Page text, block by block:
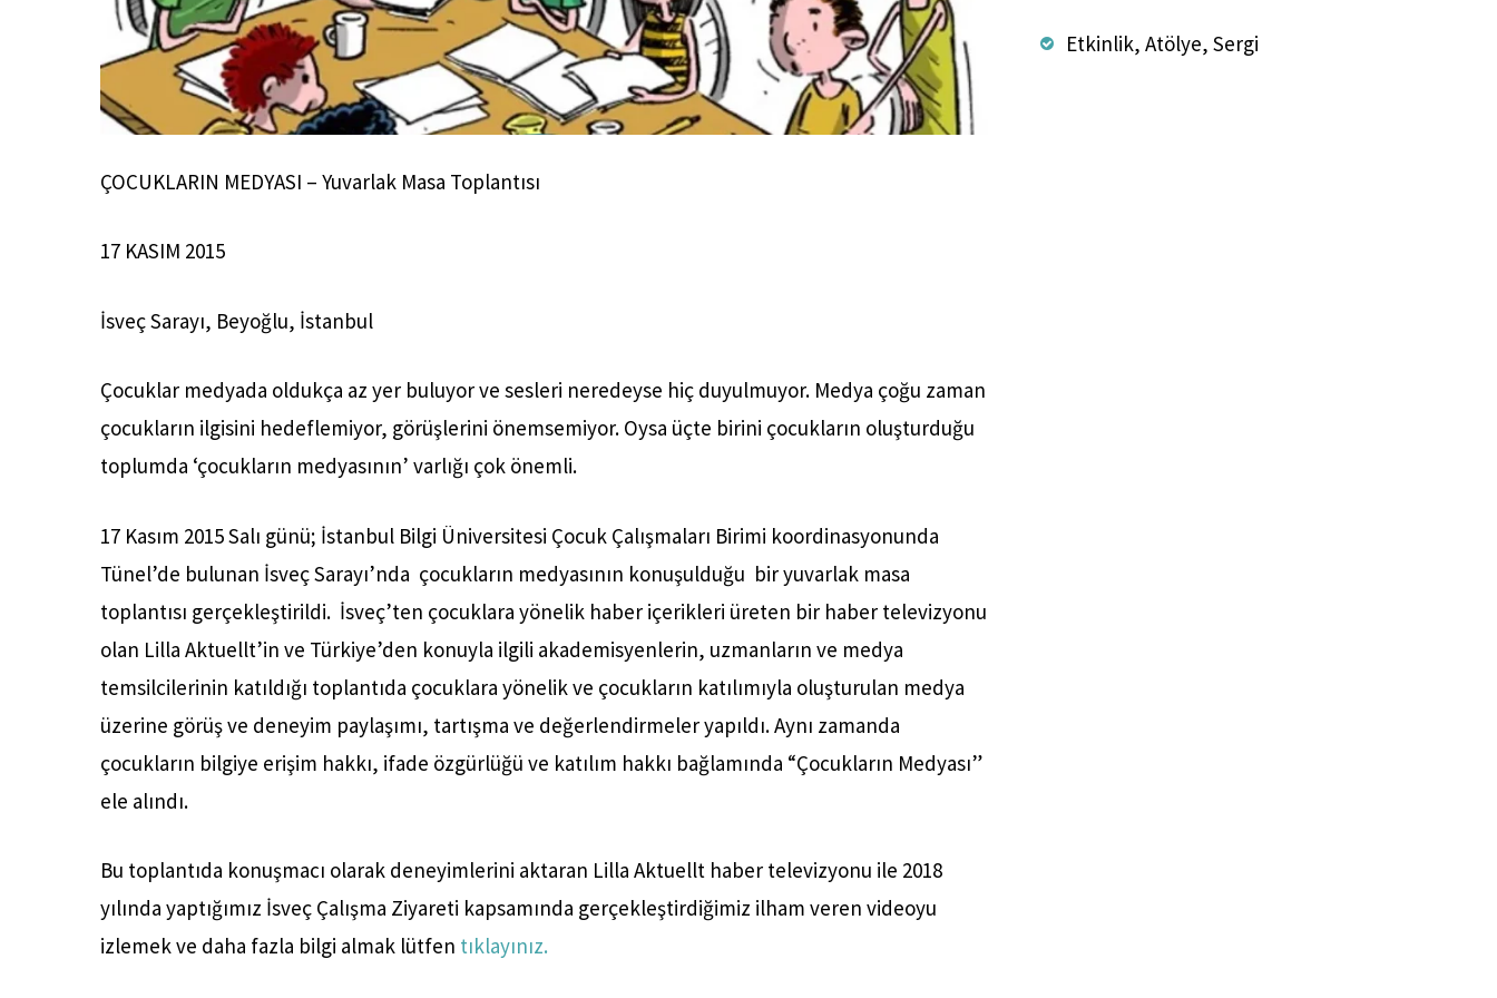
ÇOCUKLARIN MEDYASI – Yuvarlak Masa Toplantısı
17 KASIM 2015
İsveç Sarayı, Beyoğlu, İstanbul
Çocuklar medyada oldukça az yer buluyor ve sesleri neredeyse hiç duyulmuyor. Medya çoğu zaman
çocukların ilgisini hedeflemiyor, görüşlerini önemsemiyor. Oysa üçte birini çocukların oluşturduğu
toplumda ‘çocukların medyasının’ varlığı çok önemli.
17 Kasım 2015 Salı günü; İstanbul Bilgi Üniversitesi Çocuk Çalışmaları Birimi koordinasyonunda
Tünel’de bulunan İsveç Sarayı’nda çocukların medyasının konuşulduğu bir yuvarlak masa
toplantısı gerçekleştirildi. İsveç’ten çocuklara yönelik haber içerikleri üreten bir haber televizyonu
olan Lilla Aktuellt’in ve Türkiye’den konuyla ilgili akademisyenlerin, uzmanların ve medya
temsilcilerinin katıldığı toplantıda çocuklara yönelik ve çocukların katılımıyla oluşturulan medya
üzerine görüş ve deneyim paylaşımı, tartışma ve değerlendirmeler yapıldı. Aynı zamanda
çocukların bilgiye erişim hakkı, ifade özgürlüğü ve katılım hakkı bağlamında “Çocukların Medyası”
ele alındı.
Bu toplantıda konuşmacı olarak deneyimlerini aktaran Lilla Aktuellt haber televizyonu ile 2018
yılında yaptığımız İsveç Çalışma Ziyareti kapsamında gerçekleştirdiğimiz ilham veren videoyu
izlemek ve daha fazla bilgi almak lütfen tıklayınız.
Etkinlik, Atölye, Sergi